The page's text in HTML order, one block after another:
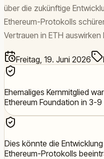
über die zukünftige
Ethereum-Protokolls
Vertrauen in ETH auswirken
Freitag, 19. Juni 2026
Ehemaliges Kernmitglied
Ethereum Foundation in 3-
Dies könnte die
Ethereum-Protokolls